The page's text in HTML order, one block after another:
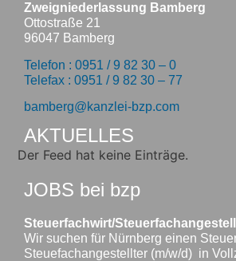
Zweigniederlassung Bamberg
Ottostraße 21
96047 Bamberg
Telefon : 0951 / 9 82 30 – 0
Telefax : 0951 / 9 82 30 – 77
bamberg@kanzlei-bzp.com
AKTUELLES
Der Feed hat keine Einträge.
JOBS bei bzp
Steuerfachwirt/
Wir suchen für Nürnberg einen
Steuefachangestellter (m/w/d) in